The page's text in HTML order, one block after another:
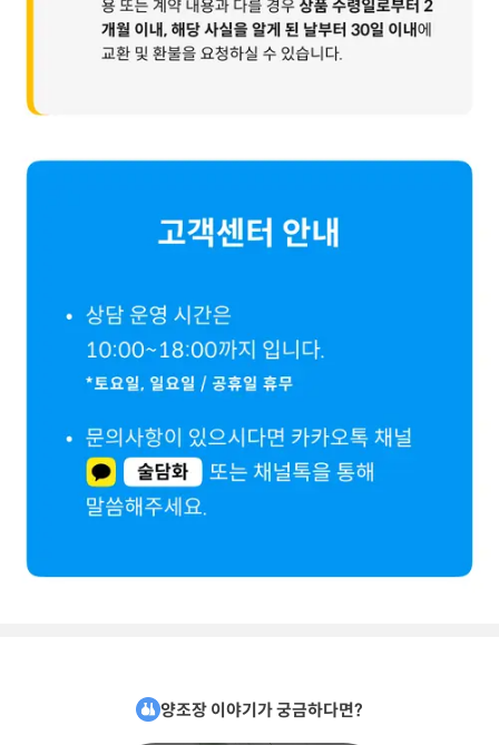
양조장 이야기가 궁금하다면?